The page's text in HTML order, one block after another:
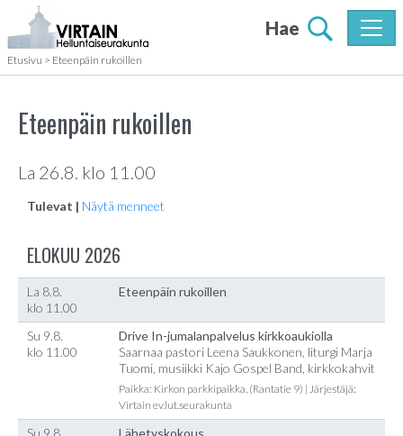
Hae
Etusivu > Eteenpäin rukoillen
Eteenpäin rukoillen
La 26.8. klo 11.00
Tulevat | Näytä menneet
ELOKUU 2026
La 8.8.
klo 11.00
Eteenpäin rukoillen
Su 9.8.
klo 11.00
Drive In-jumalanpalvelus kirkkoaukiolla
Saarnaa pastori Leena Saukkonen, liturgi Marja
Tuomi, musiikki Kajo Gospel Band, kirkkokahvit
Paikka: Kirkon parkkipaikka, (Rantatie 9) | Järjestäjä:
Virtain ev.lut.seurakunta
Su 9.8.
Lähetyskokous